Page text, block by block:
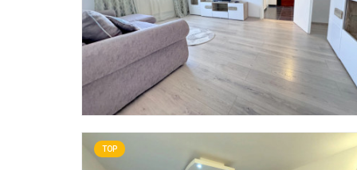
TOP